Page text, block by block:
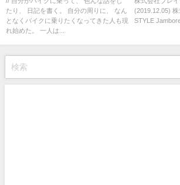
たり、 日記を書く。 自分の周りに、 なん
となくバイクに乗りたくなってきた人も現
れ始めた。 一人は...
(2019.12.05)
STYLE